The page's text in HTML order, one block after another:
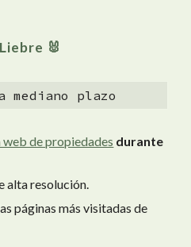
🐰
mediano plazo
web de propiedades durante
alta resolución.
páginas más visitadas de